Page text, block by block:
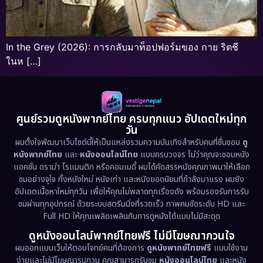
In the Grey (2026): การกลับมาท็อปฟอร์มของ กาย ริตชี
ในห […]
ศูนย์รวมดูหนังพากย์ไทย ครบทุกแนว อัปเดตใหม่ทุก
วัน
ผมตั้งใจพัฒนาเว็บไซต์นี้ให้เป็นแหล่งรวมความบันเทิงสำหรับคนที่ชื่นชอบ ดู
หนังพากย์ไทย และ หนังออนไลน์ไทย แบบครบวงจร ไม่ว่าคุณจะชอบหนัง
แอคชั่น ดราม่า โรแมนติก หรือคอมเมดี้ ผมได้คัดสรรหนังคุณภาพมาให้เลือก
ชมอย่างจุใจ ทั้งหนังใหม่ หนังเก่า และหนังยอดนิยมที่กำลังมาแรง ผมยัง
อัปเดตเนื้อหาใหม่ทุกวัน เพื่อให้คุณไม่พลาดทุกเรื่องดัง พร้อมรองรับการรับ
ชมผ่านทุกอุปกรณ์ ด้วยระบบสตรีมมิ่งที่รวดเร็ว ภาพคมชัดระดับ HD และ
Full HD ให้คุณเพลิดเพลินกับการดูหนังได้แบบไม่มีสะดุด
ดูหนังออนไลน์พากย์ไทยฟรี ไม่มีโฆษณากวนใจ
ผมออกแบบเว็บให้ตอบโจทย์คนที่ต้องการ ดูหนังพากย์ไทยฟรี แบบใช้งาน
ง่ายและไม่มีโฆษณารบกวน คุณสามารถรับชม หนังออนไลน์ไทย และหนัง